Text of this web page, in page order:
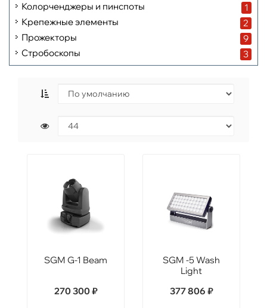
Колорченджеры и пинспоты
1
Крепежные элементы
2
Прожекторы
9
Стробоскопы
3
SGM G-1 Beam
270 300 ₽
SGM -5 Wash
Light
377 806 ₽